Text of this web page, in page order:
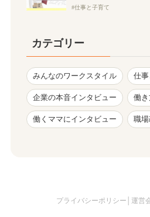
仕事と子育て
カテゴリー
みんなのワークスタイル 仕
企業の本音インタビュー 働
働くママにインタビュー 職
プライバシーポリシー 運営